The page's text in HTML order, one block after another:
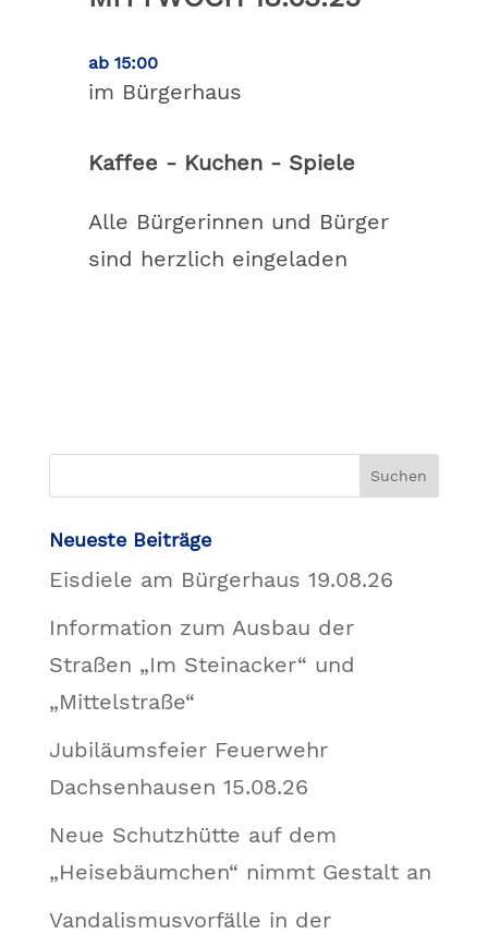
ab 15:00
im Bürgerhaus
Kaffee - Kuchen - Spiele
Alle Bürgerinnen und Bürger
sind herzlich eingeladen
Neueste Beiträge
Eisdiele am Bürgerhaus 19.08.26
Information zum Ausbau der
Straßen „Im Steinacker“ und
„Mittelstraße“
Jubiläumsfeier Feuerwehr
Dachsenhausen 15.08.26
Neue Schutzhütte auf dem
„Heisebäumchen“ nimmt Gestalt an
Vandalismusvorfälle in der